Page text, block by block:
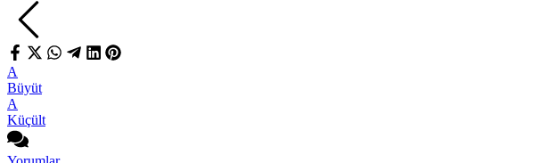
A
Büyüt
A
Küçült